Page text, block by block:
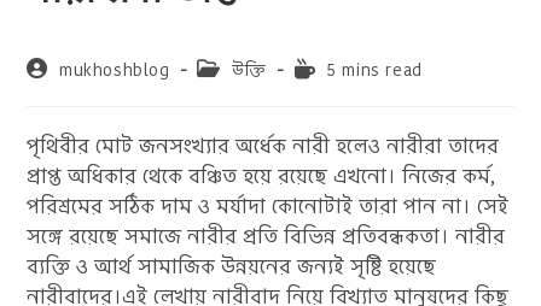
Postmukhoshblog
Postউক্তি
Reading5 mins read
পৃথিবীর মোট জনসংখ্যার অর্ধেক নারী হলেও নারীরা তাদের
প্রাপ্ত অধিকার থেকে বঞ্চিত হয়ে রয়েছে এখনো। নিজের কর্ম,
পরিশ্রমের সঠিক দাম ও মর্যাদা কোনোটাই তারা পান না। সেই
সঙ্গে রয়েছে সমাজে নারীর প্রতি বিভিন্ন প্রতিবন্ধকতা। নারীর
ব্যক্তি ও আর্থ সামাজিক উন্নয়নের জন্যই সৃষ্টি হয়েছে
নারীবাদের।এই লেখায় নারীবাদ নিয়ে বিখ্যাত মানুষদের কিছু